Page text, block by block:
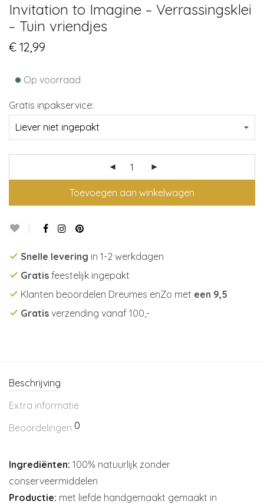
Invitation to Imagine – Verrassingsklei
– Tuin vriendjes
€ 12,99
• Op voorraad
Gratis inpakservice:
Toevoegen aan winkelwagen
Snelle levering in 1-2 werkdagen
Gratis feestelijk ingepakt
Klanten beoordelen Dreumes enZo met een 9,5
Gratis verzending vanaf 100,-
Beschrijving
Extra informatie
Beoordelingen 0
Ingrediënten: 100% natuurlijk zonder
conserveermiddelen
Productie: met liefde handgemaakt gemaakt in